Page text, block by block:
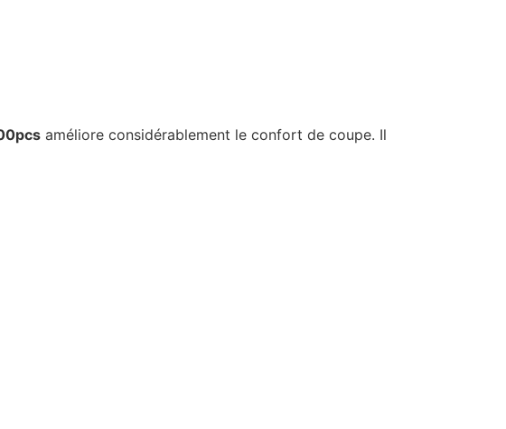
améliore considérablement le confort de coupe. Il